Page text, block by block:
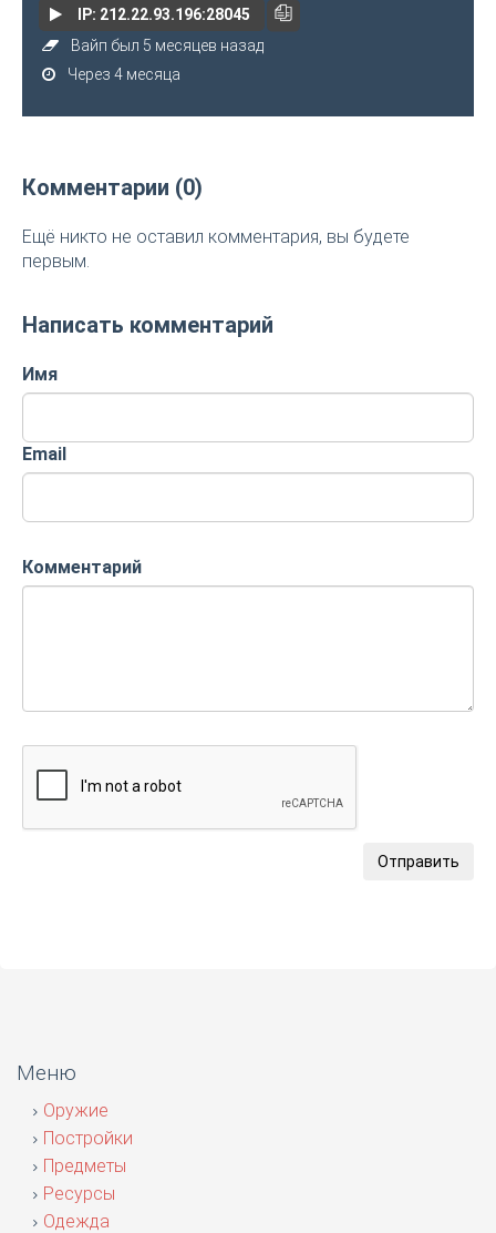
IP: 212.22.93.196:28045
Вайп был 5 месяцев назад
Через 4 месяца
Комментарии (0)
Ещё никто не оставил комментария, вы будете
первым.
Написать комментарий
Имя
Email
Комментарий
Отправить
Меню
Оружие
Постройки
Предметы
Ресурсы
Одежда